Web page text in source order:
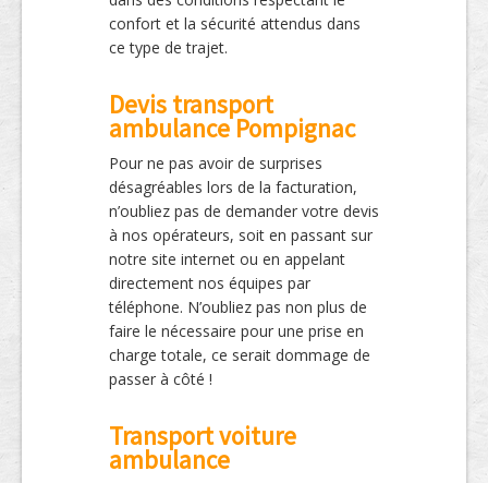
confort et la sécurité attendus dans
ce type de trajet.
Devis transport
ambulance Pompignac
Pour ne pas avoir de surprises
désagréables lors de la facturation,
n’oubliez pas de demander votre devis
à nos opérateurs, soit en passant sur
notre site internet ou en appelant
directement nos équipes par
téléphone. N’oubliez pas non plus de
faire le nécessaire pour une prise en
charge totale, ce serait dommage de
passer à côté !
Transport voiture
ambulance